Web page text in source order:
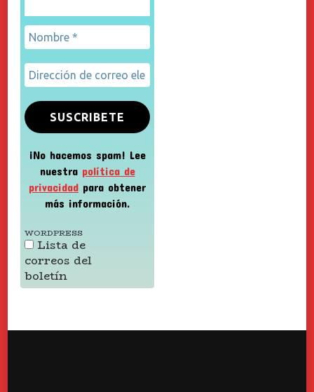
¡No hacemos spam! Lee
nuestra política de
privacidad para obtener
más información.
WORDPRESS
Lista de
correos del
boletín